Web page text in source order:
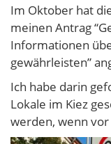
Im Oktober hat
meinen Antrag
Informationen
gewährleisten”
Ich habe darin
Lokale im Kiez
werden, wenn